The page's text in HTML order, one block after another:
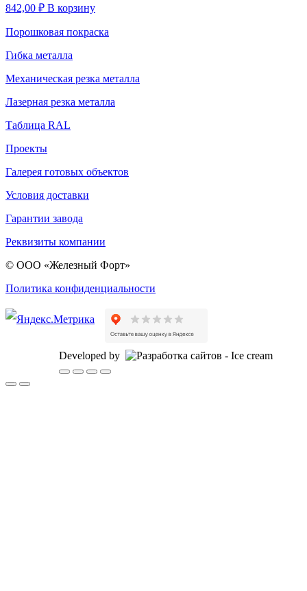
842,00 ₽ В корзину
Порошковая покраска
Гибка металла
Механическая резка металла
Лазерная резка металла
Таблица RAL
Проекты
Галерея готовых объектов
Условия доставки
Гарантии завода
Реквизиты компании
© ООО «Железный Форт»
Политика конфиденциальности
Developed by